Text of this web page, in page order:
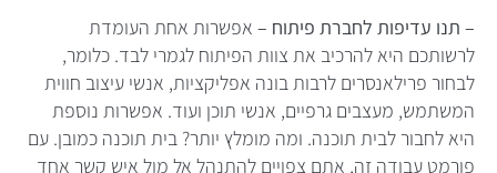
– תנו עדיפות לחברת פיתוח – אפשרות אחת העומדת
לרשותכם היא להרכיב את צוות הפיתוח לגמרי לבד. כלומר,
לבחור פרילאנסרים לרבות בונה אפליקציות, אנשי עיצוב חווית
המשתמש, מעצבים גרפיים, אנשי תוכן ועוד. אפשרות נוספת
היא לחבור לבית תוכנה. ומה מומלץ יותר? בית תוכנה כמובן. עם
פורמט עבודה זה, אתם צפויים להתנהל אל מול איש קשר אחד